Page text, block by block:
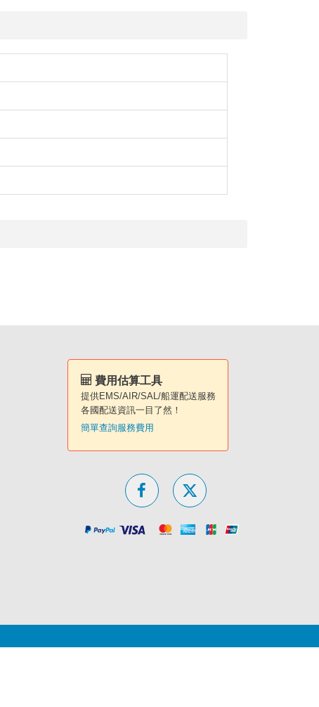
費用估算工具
提供EMS/AIR/SAL/船運配送服務
各國配送資訊一目了然！
簡單查詢服務費用